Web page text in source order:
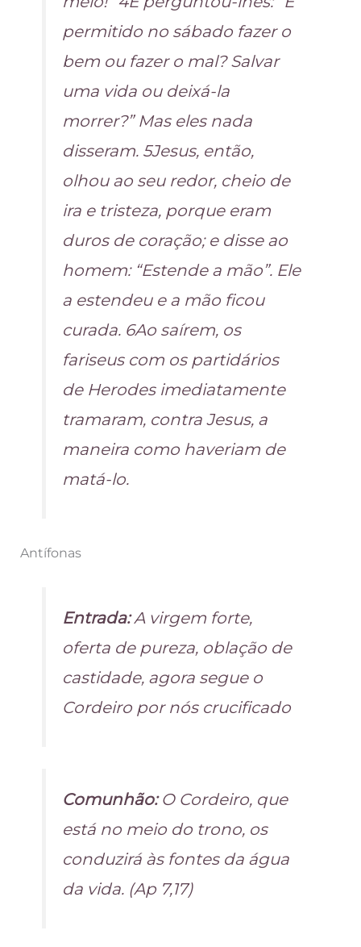
permitido no sábado fazer o
bem ou fazer o mal? Salvar
uma vida ou deixá-la
morrer?” Mas eles nada
disseram. 5Jesus, então,
olhou ao seu redor, cheio de
ira e tristeza, porque eram
duros de coração; e disse ao
homem: “Estende a mão”. Ele
a estendeu e a mão ficou
curada. 6Ao saírem, os
fariseus com os partidários
de Herodes imediatamente
tramaram, contra Jesus, a
maneira como haveriam de
matá-lo.
Antífonas
Entrada:A virgem forte,
oferta de pureza, oblação de
castidade, agora segue o
Cordeiro por nós crucificado
Comunhão:O Cordeiro, que
está no meio do trono, os
conduzirá às fontes da água
da vida. (Ap 7,17)